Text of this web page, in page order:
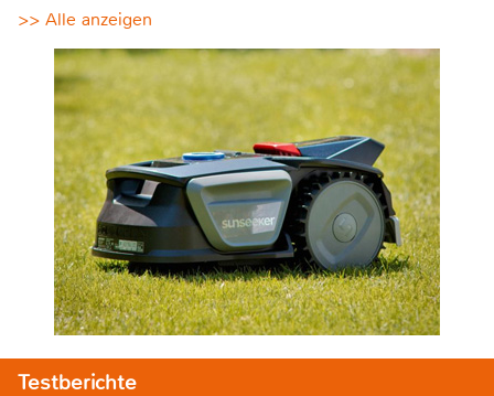
>> Alle anzeigen
Testberichte